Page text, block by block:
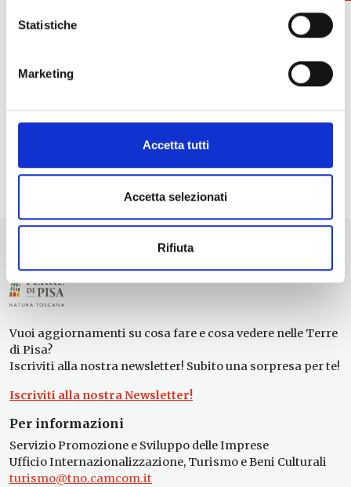
Statistiche
Marketing
Accetta tutti
Accetta selezionati
Rifiuta
Vuoi aggiornamenti su cosa fare e cosa vedere nelle Terre
di Pisa?
Iscriviti alla nostra newsletter! Subito una sorpresa per te!
Iscriviti alla nostra Newsletter!
Per informazioni
Servizio Promozione e Sviluppo delle Imprese
Ufficio Internazionalizzazione, Turismo e Beni Culturali
turismo@tno.camcom.it